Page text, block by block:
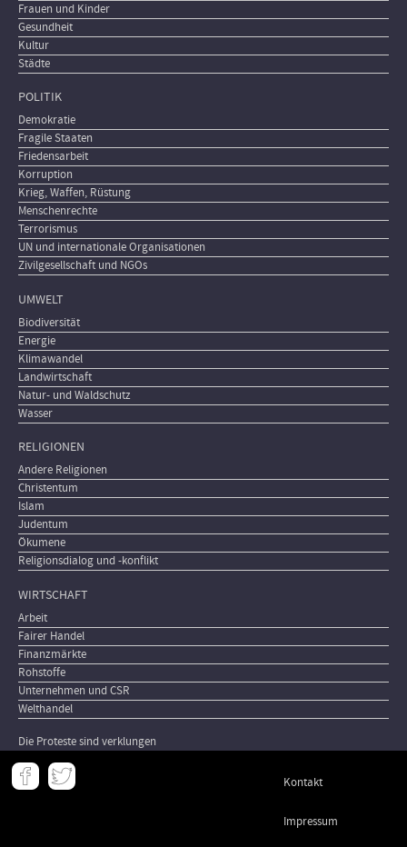
Frauen und Kinder
Gesundheit
Kultur
Städte
POLITIK
Demokratie
Fragile Staaten
Friedensarbeit
Korruption
Krieg, Waffen, Rüstung
Menschenrechte
Terrorismus
UN und internationale Organisationen
Zivilgesellschaft und NGOs
UMWELT
Biodiversität
Energie
Klimawandel
Landwirtschaft
Natur- und Waldschutz
Wasser
RELIGIONEN
Andere Religionen
Christentum
Islam
Judentum
Ökumene
Religionsdialog und -konflikt
WIRTSCHAFT
Arbeit
Fairer Handel
Finanzmärkte
Rohstoffe
Unternehmen und CSR
Welthandel
Die Proteste sind verklungen
Meta
- Kontakt
Impressum